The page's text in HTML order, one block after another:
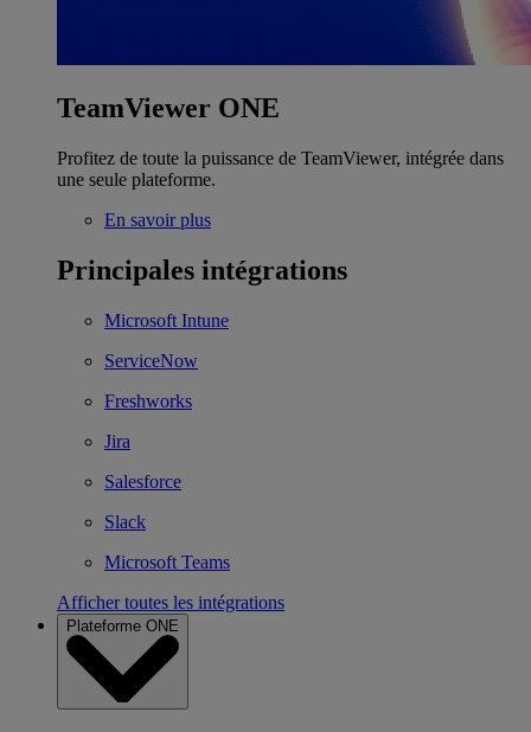
TeamViewer ONE
Profitez de toute la puissance de TeamViewer, intégrée dans
une seule plateforme.
En savoir plus
Principales intégrations
Microsoft Intune
ServiceNow
Freshworks
Jira
Salesforce
Slack
Microsoft Teams
Afficher toutes les intégrations
Plateforme ONE